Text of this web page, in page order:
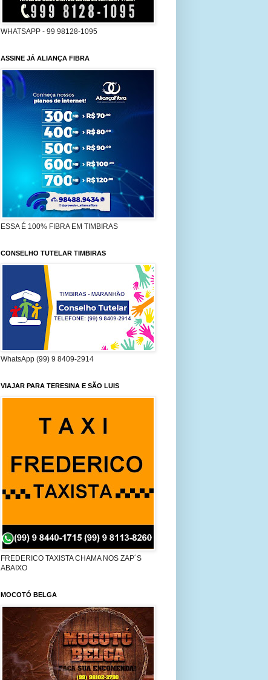
WHATSAPP - 99 98128-1095
ASSINE JÁ ALIANÇA FIBRA
ESSA É 100% FIBRA EM TIMBIRAS
CONSELHO TUTELAR TIMBIRAS
WhatsApp (99) 9 8409-2914
VIAJAR PARA TERESINA E SÃO LUIS
FREDERICO TAXISTA CHAMA NOS ZAP´S
ABAIXO
MOCOTÓ BELGA